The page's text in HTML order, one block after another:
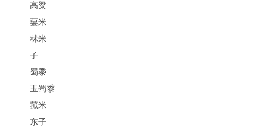
高粱
粟米
秫米
子
蜀黍
玉蜀黍
菰米
东子